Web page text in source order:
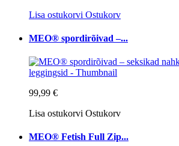
Lisa ostukorvi Ostukorv
MEO® spordirõivad –...
99,99 €
Lisa ostukorvi Ostukorv
MEO® Fetish Full Zip...